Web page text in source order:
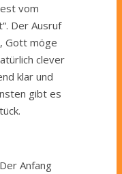
vom
Der Ausruf
Gott möge
clever
klar und
gibt es
Anfang